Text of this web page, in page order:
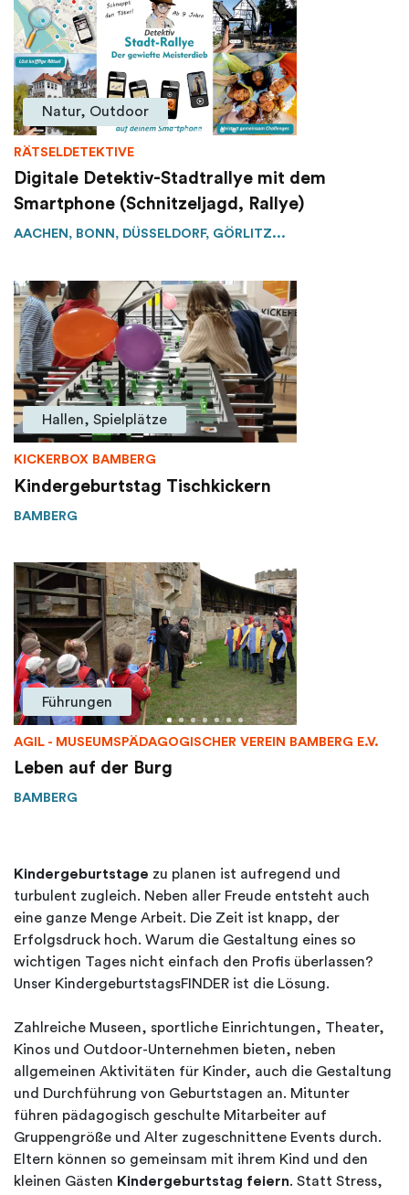
Natur, Outdoor
RÄTSELDETEKTIVE
Digitale Detektiv-Stadtrallye mit dem
Smartphone (Schnitzeljagd, Rallye)
AACHEN, BONN, DÜSSELDORF, GÖRLITZ...
Hallen, Spielplätze
KICKERBOX BAMBERG
Kindergeburtstag Tischkickern
BAMBERG
Führungen
AGIL - MUSEUMSPÄDAGOGISCHER VEREIN BAMBERG E.V.
Leben auf der Burg
BAMBERG
Kindergeburtstage zu planen ist aufregend und
turbulent zugleich. Neben aller Freude entsteht auch
eine ganze Menge Arbeit. Die Zeit ist knapp, der
Erfolgsdruck hoch. Warum die Gestaltung eines so
wichtigen Tages nicht einfach den Profis überlassen?
Unser KindergeburtstagsFINDER ist die Lösung.
Zahlreiche Museen, sportliche Einrichtungen, Theater,
Kinos und Outdoor-Unternehmen bieten, neben
allgemeinen Aktivitäten für Kinder, auch die Gestaltung
und Durchführung von Geburtstagen an. Mitunter
führen pädagogisch geschulte Mitarbeiter auf
Gruppengröße und Alter zugeschnittene Events durch.
Eltern können so gemeinsam mit ihrem Kind und den
kleinen Gästen Kindergeburtstag feiern. Statt Stress,